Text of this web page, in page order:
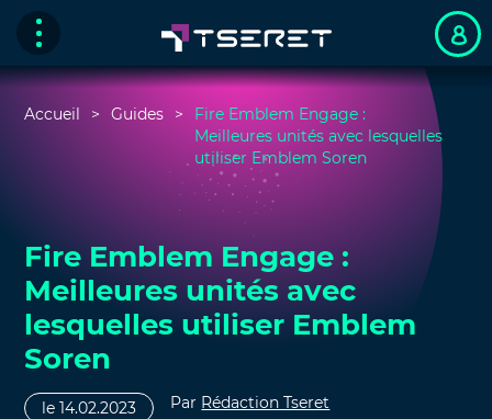
Accueil Guides
Fire Emblem Engage :
Meilleures unités avec lesquelles
utiliser Emblem Soren
Fire Emblem Engage :
Meilleures unités avec
lesquelles utiliser Emblem
Soren
le 14.02.2023 Par Rédaction Tseret